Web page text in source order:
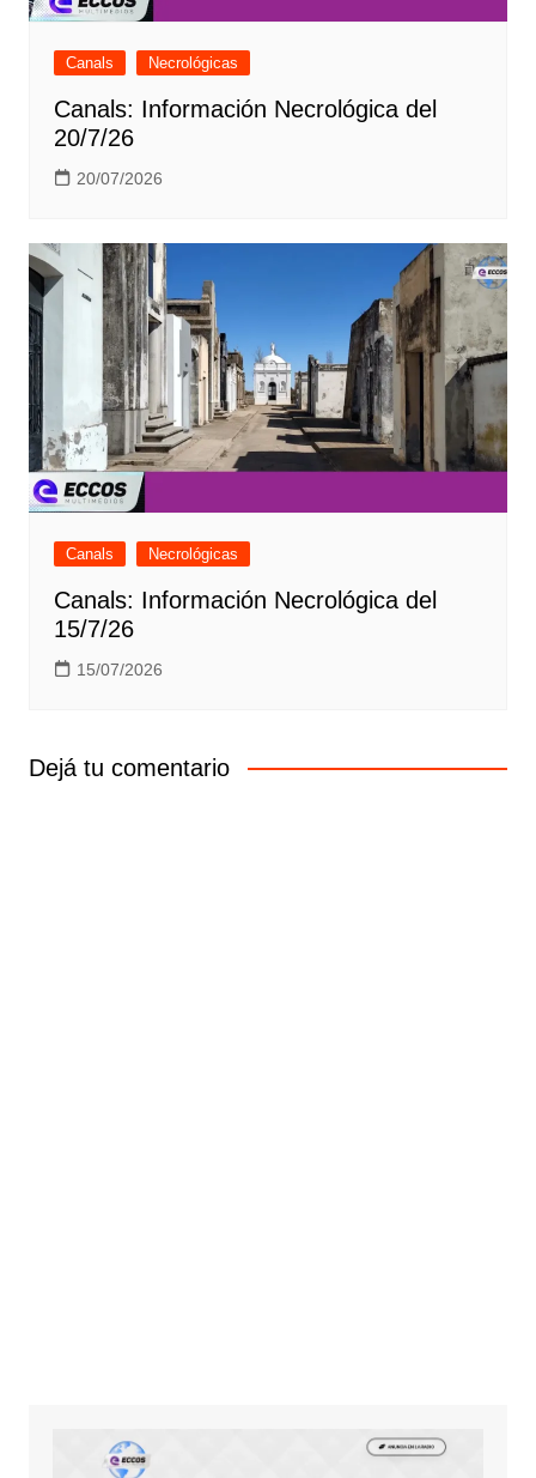
Canals Necrológicas
Canals: Información Necrológica del
20/7/26
20/07/2026
Canals Necrológicas
Canals: Información Necrológica del
15/7/26
15/07/2026
Dejá tu comentario